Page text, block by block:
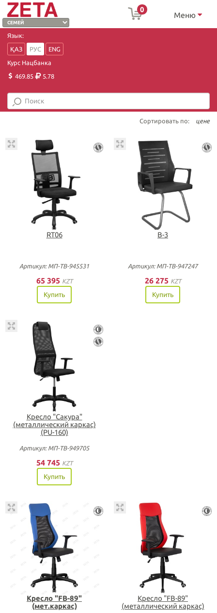
0
Меню
Язык:
ҚАЗ
РУС
ENG
Курс Нацбанка
469.85
5.78
Сортировать по: цене
RT06
Артикул: МП-ТВ-945531
65 395 KZT
Купить
В-3
Артикул: МП-ТВ-947247
26 275 KZT
Купить
Кресло "Сакура"
(металлический каркас)
(PU-160)
Артикул: МП-ТВ-949705
54 745 KZT
Купить
Кресло "FB-89"
(мет.каркас)
Кресло "FB-89"
(металлический каркас)